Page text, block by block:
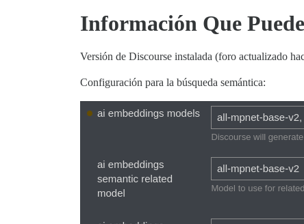
Información Que
Versión de Discourse instalada (foro actualizado
Configuración para la búsqueda semántica: